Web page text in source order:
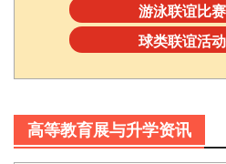
游泳联谊比
球类联谊活
高等教育展与升学资讯